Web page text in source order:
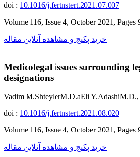
doi : 10.1016/j.fertnstert.2021.07.007
Volume 116, Issue 4, October 2021, Pages
خرید پکیج و مشاهده آنلاین مقاله
Medicolegal issues surrounding
designations
Vadim M.ShteylerM.D.aEli
doi : 10.1016/j.fertnstert.2021.08.020
Volume 116, Issue 4, October 2021, Pages
خرید پکیج و مشاهده آنلاین مقاله